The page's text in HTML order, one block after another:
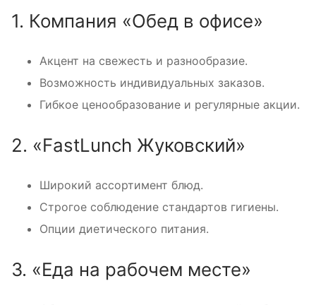
1. Компания «Обед в офисе»
Акцент на свежесть и разнообразие.
Возможность индивидуальных заказов.
Гибкое ценообразование и регулярные акции.
2. «FastLunch Жуковский»
Широкий ассортимент блюд.
Строгое соблюдение стандартов гигиены.
Опции диетического питания.
3. «Еда на рабочем месте»